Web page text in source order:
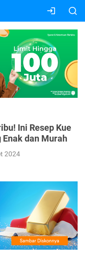
Ini Resep Kue
Enak dan Murah
2024